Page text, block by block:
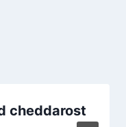
cheddarost